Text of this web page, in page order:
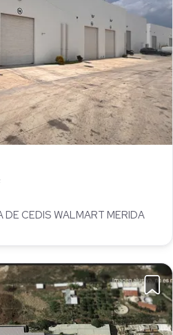
DE CEDIS WALMART MERIDA